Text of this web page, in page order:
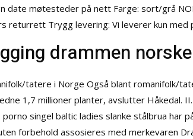
date møtesteder på nett Farge: sort/grå
returrett Trygg levering: Vi leverer kun
drammen
tatere i Norge Også blant romanifolk/
1,7 millioner planter, avslutter Håkedal.
porno singel baltic ladies slanke stålbrua har
forbehold assosieres med merkevaren